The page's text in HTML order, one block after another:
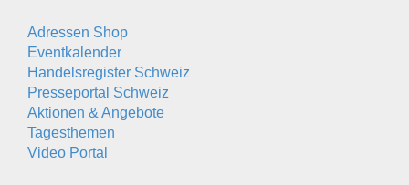
Adressen Shop
Eventkalender
Handelsregister Schweiz
Presseportal Schweiz
Aktionen & Angebote
Tagesthemen
Video Portal